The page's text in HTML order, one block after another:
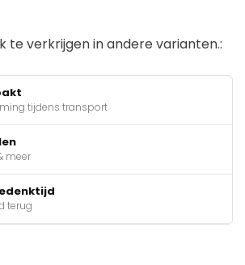
te verkrijgen in andere varianten.:
tijdens transport
meer
terug